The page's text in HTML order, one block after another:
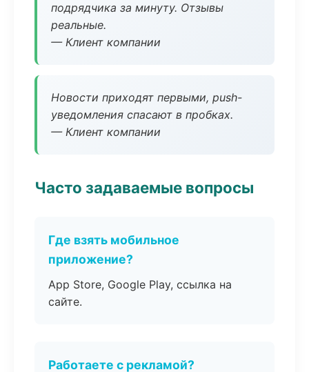
подрядчика за минуту. Отзывы
реальные.
— Клиент компании
Новости приходят первыми, push-
уведомления спасают в пробках.
— Клиент компании
Часто задаваемые вопросы
Где взять мобильное
приложение?
App Store, Google Play, ссылка на
сайте.
Работаете с рекламой?